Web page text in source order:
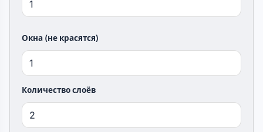
Окна (не красятся)
Количество слоёв